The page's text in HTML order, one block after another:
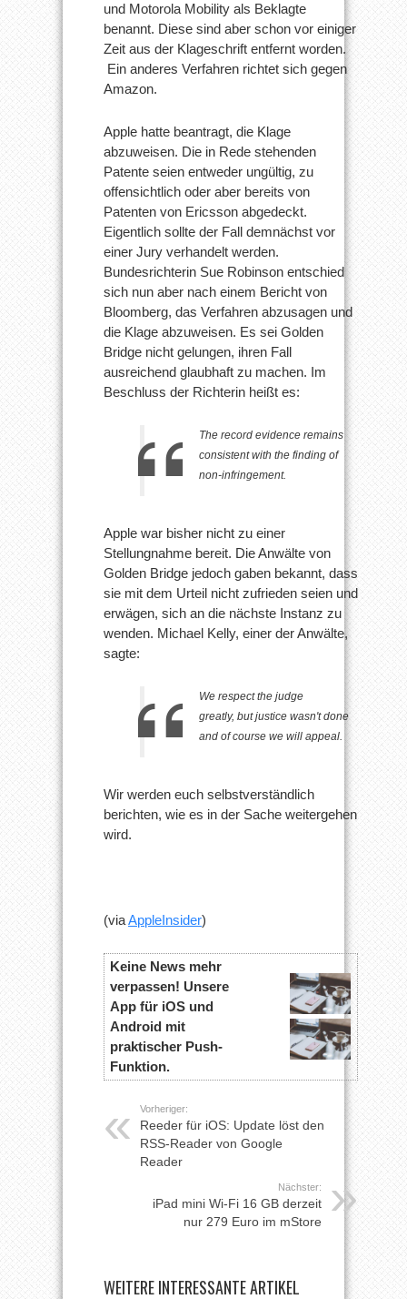
und Motorola Mobility als Beklagte
benannt. Diese sind aber schon vor einiger
Zeit aus der Klageschrift entfernt worden.
Ein anderes Verfahren richtet sich gegen
Amazon.
Apple hatte beantragt, die Klage
abzuweisen. Die in Rede stehenden
Patente seien entweder ungültig, zu
offensichtlich oder aber bereits von
Patenten von Ericsson abgedeckt.
Eigentlich sollte der Fall demnächst vor
einer Jury verhandelt werden.
Bundesrichterin Sue Robinson entschied
sich nun aber nach einem Bericht von
Bloomberg, das Verfahren abzusagen und
die Klage abzuweisen. Es sei Golden
Bridge nicht gelungen, ihren Fall
ausreichend glaubhaft zu machen. Im
Beschluss der Richterin heißt es:
The record evidence remains
consistent with the finding of
non-infringement.
Apple war bisher nicht zu einer
Stellungnahme bereit. Die Anwälte von
Golden Bridge jedoch gaben bekannt, dass
sie mit dem Urteil nicht zufrieden seien und
erwägen, sich an die nächste Instanz zu
wenden. Michael Kelly, einer der Anwälte,
sagte:
We respect the judge
greatly, but justice wasn't done
and of course we will appeal.
Wir werden euch selbstverständlich
berichten, wie es in der Sache weitergehen
wird.
(viaAppleInsider)
Keine News mehr
verpassen! Unsere
App für iOS und
Android mit
praktischer Push-
Funktion.
Vorheriger:
Reeder für iOS: Update löst den
RSS-Reader von Google
Reader
Nächster:
iPad mini Wi-Fi 16 GB derzeit
nur 279 Euro im mStore
WEITERE INTERESSANTE ARTIKEL